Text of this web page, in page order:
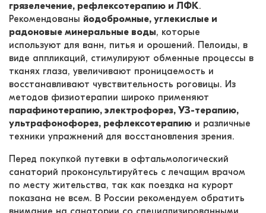
грязелечение, рефлексотерапию и ЛФК.
Рекомендованы йодобромные, углекислые и
радоновые минеральные воды, которые
используют для ванн, питья и орошений. Пелоиды, в
виде аппликаций, стимулируют обменные процессы в
тканях глаза, увеличивают проницаемость и
восстанавливают чувствительность роговицы. Из
методов физиотерапии широко применяют
парафинотерапию, электрофорез, УЗ-терапию,
ультрафонофорез, рефлексотерапию и различные
техники упражнений для восстановления зрения.
Перед покупкой путевки в офтальмологический
санаторий проконсультируйтесь с лечащим врачом
по месту жительства, так как поездка на курорт
показана не всем. В России рекомендуем обратить